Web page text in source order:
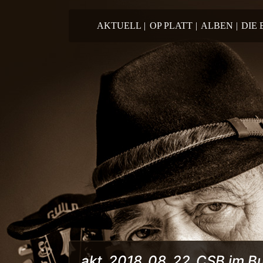
AKTUELL | OP PLATT | ALBEN | DIE